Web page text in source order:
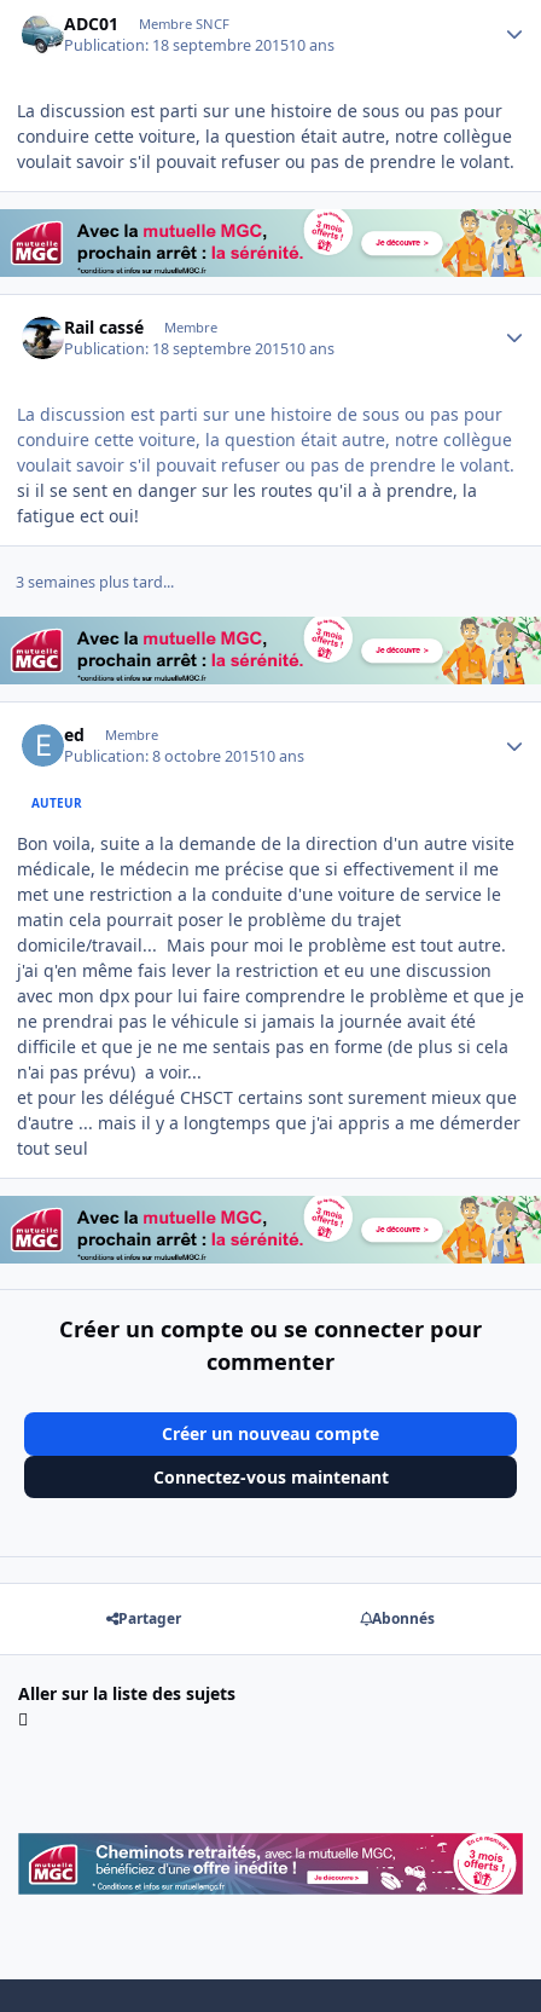
ADC01 Membre SNCF
Publication: 18 septembre 201510 ans
La discussion est parti sur une histoire de sous ou pas pour
conduire cette voiture, la question était autre, notre collègue
voulait savoir s'il pouvait refuser ou pas de prendre le volant.
Rail cassé Membre
Publication: 18 septembre 201510 ans
La discussion est parti sur une histoire de sous ou pas pour
conduire cette voiture, la question était autre, notre collègue
voulait savoir s'il pouvait refuser ou pas de prendre le volant.
si il se sent en danger sur les routes qu'il a à prendre, la
fatigue ect oui!
3 semaines plus tard...
ed Membre
Publication:8 octobre 201510 ans
AUTEUR
Bon voila, suite a la demande de la direction d'un autre visite
médicale, le médecin me précise que si effectivement il me
met une restriction a la conduite d'une voiture de service le
matin cela pourrait poser le problème du trajet
domicile/travail... Mais pour moi le problème est tout autre.
j'ai q'en même fais lever la restriction et eu une discussion
avec mon dpx pour lui faire comprendre le problème et que je
ne prendrai pas le véhicule si jamais la journée avait été
difficile et que je ne me sentais pas en forme (de plus si cela
n'ai pas prévu) a voir...
et pour les délégué CHSCT certains sont surement mieux que
d'autre ... mais il y a longtemps que j'ai appris a me démerder
tout seul
Créer un compte ou se connecter pour
commenter
Créer un nouveau compte
Connectez-vous maintenant
Partager Abonnés
Aller sur la liste des sujets